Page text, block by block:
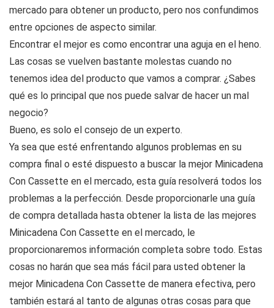
mercado para obtener un producto, pero nos confundimos
entre opciones de aspecto similar.
Encontrar el mejor es como encontrar una aguja en el heno.
Las cosas se vuelven bastante molestas cuando no
tenemos idea del producto que vamos a comprar. ¿Sabes
qué es lo principal que nos puede salvar de hacer un mal
negocio?
Bueno, es solo el consejo de un experto.
Ya sea que esté enfrentando algunos problemas en su
compra final o esté dispuesto a buscar la mejor Minicadena
Con Cassette en el mercado, esta guía resolverá todos los
problemas a la perfección. Desde proporcionarle una guía
de compra detallada hasta obtener la lista de las mejores
Minicadena Con Cassette en el mercado, le
proporcionaremos información completa sobre todo. Estas
cosas no harán que sea más fácil para usted obtener la
mejor Minicadena Con Cassette de manera efectiva, pero
también estará al tanto de algunas otras cosas para que